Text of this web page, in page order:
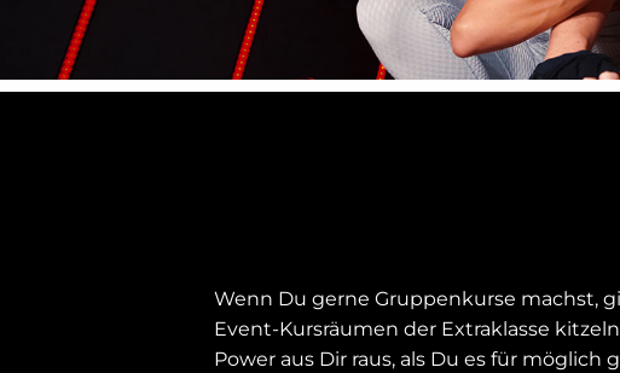
Wenn Du gerne Gruppenkurse machst,
Event-Kursräumen der Extraklasse
Power aus Dir raus, als Du es für